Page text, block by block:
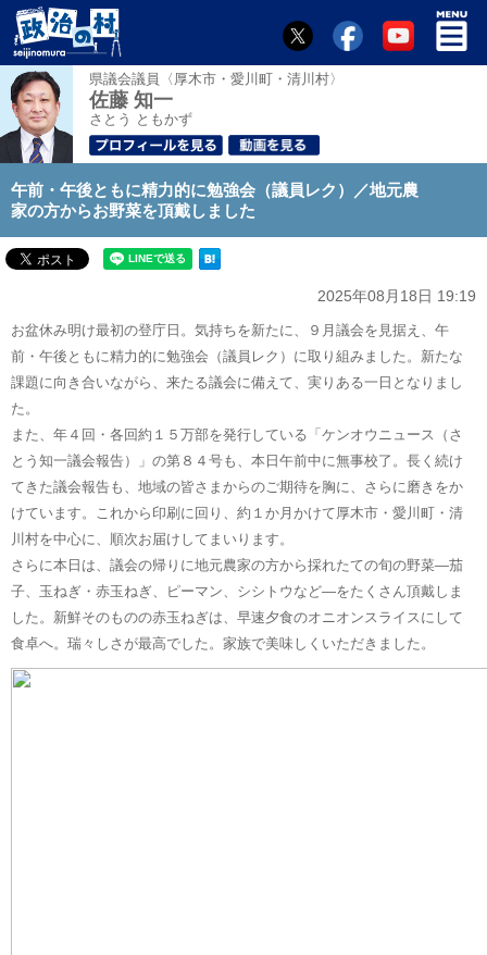
県議会議員〈厚木市・愛川町・清川村〉
佐藤 知一
さとう ともかず
午前・午後ともに精力的に勉強会（議員レク）／地元農
家の方からお野菜を頂戴しました
2025年08月18日 19:19
お盆休み明け最初の登庁日。気持ちを新たに、９月議会を見据え、午
前・午後ともに精力的に勉強会（議員レク）に取り組みました。新たな
課題に向き合いながら、来たる議会に備えて、実りある一日となりまし
た。
また、年４回・各回約１５万部を発行している「ケンオウニュース（さ
とう知一議会報告）」の第８４号も、本日午前中に無事校了。長く続け
てきた議会報告も、地域の皆さまからのご期待を胸に、さらに磨きをか
けています。これから印刷に回り、約１か月かけて厚木市・愛川町・清
川村を中心に、順次お届けしてまいります。
さらに本日は、議会の帰りに地元農家の方から採れたての旬の野菜—茄
子、玉ねぎ・赤玉ねぎ、ピーマン、シシトウなど—をたくさん頂戴しま
した。新鮮そのものの赤玉ねぎは、早速夕食のオニオンスライスにして
食卓へ。瑞々しさが最高でした。家族で美味しくいただきました。